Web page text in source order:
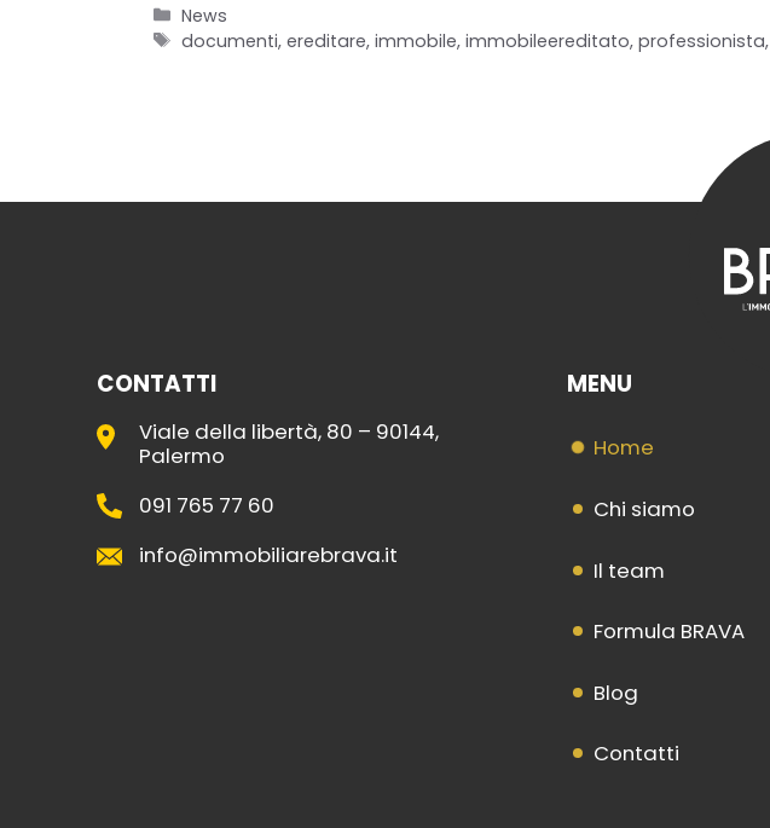
Categorie
News
Tag
documenti, ereditare, immobile, immobileereditato, professionista,
CONTATTI
Viale della libertà, 80 – 90144,
Palermo
091 765 77 60
info@immobiliarebrava.it
MENU
Home
Chi siamo
Il team
Formula BRAVA
Blog
Contatti